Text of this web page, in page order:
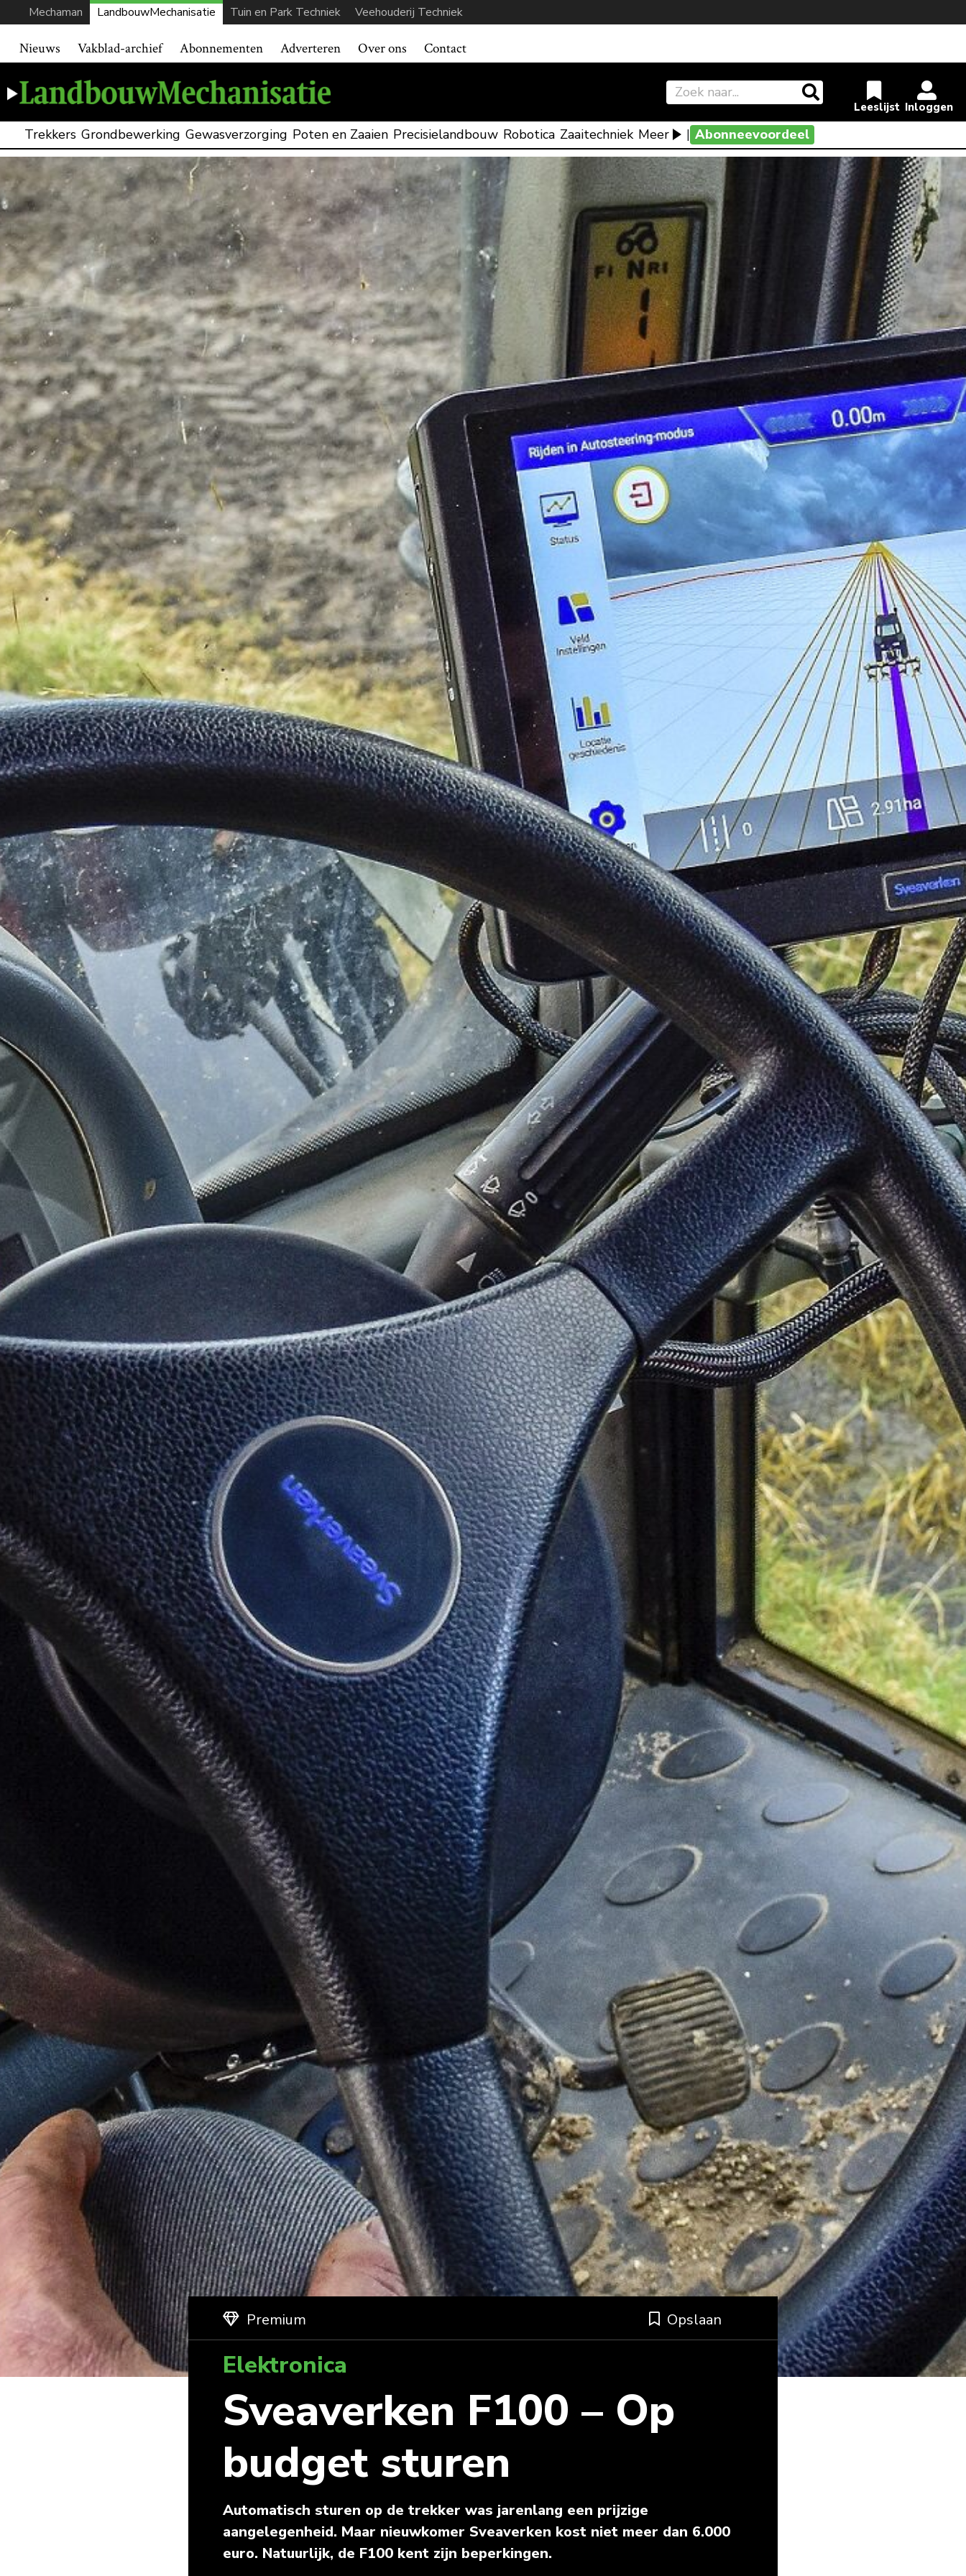
Mechaman LandbouwMechanisatie Tuin en Park Techniek Veehouderij Techniek
Nieuws Vakblad-archief Abonnementen Adverteren Over ons Contact
Trekkers Grondbewerking Gewasverzorging Poten en Zaaien Precisielandbouw Robotica Zaaitechniek Meer | Abonneevoordeel
Premium Opslaan
Elektronica
Sveaverken F100 – Op
budget sturen
Automatisch sturen op de trekker was jarenlang een prijzige
aangelegenheid. Maar nieuwkomer Sveaverken kost niet meer dan 6.000
euro. Natuurlijk, de F100 kent zijn beperkingen.